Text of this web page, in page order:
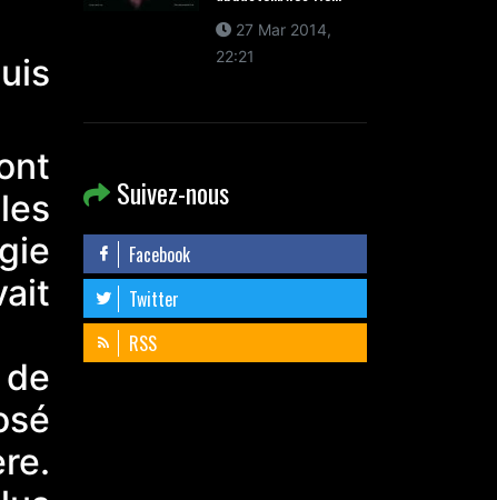
27 Mar 2014,
22:21
Suivez-nous
Facebook
Twitter
RSS